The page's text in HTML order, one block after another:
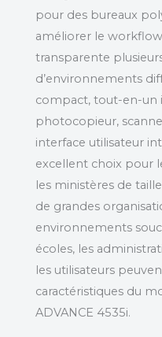
pour des bureaux
améliorer le
transparente
d’environnements
compact, tout-en-un
photocopieur,
interface utilisateur
excellent choix pour
les ministères de
de grandes
environnements
écoles, les
les utilisateurs
caractéristiques du
ADVANCE 4535i.